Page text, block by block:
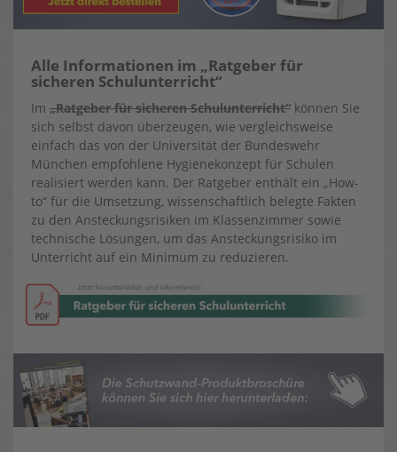
Alle Informationen im „Ratgeber für
sicheren Schulunterricht“
Im „Ratgeber für sicheren Schulunterricht“ können Sie
sich selbst davon überzeugen, wie vergleichsweise
einfach das von der Universität der Bundeswehr
München empfohlene Hygienekonzept für Schulen
realisiert werden kann. Der Ratgeber enthält ein „How-
to“ für die Umsetzung, wissenschaftlich belegte Fakten
zu den Ansteckungsrisiken im Klassenzimmer sowie
technische Lösungen, um das Ansteckungsrisiko im
Unterricht auf ein Minimum zu reduzieren.